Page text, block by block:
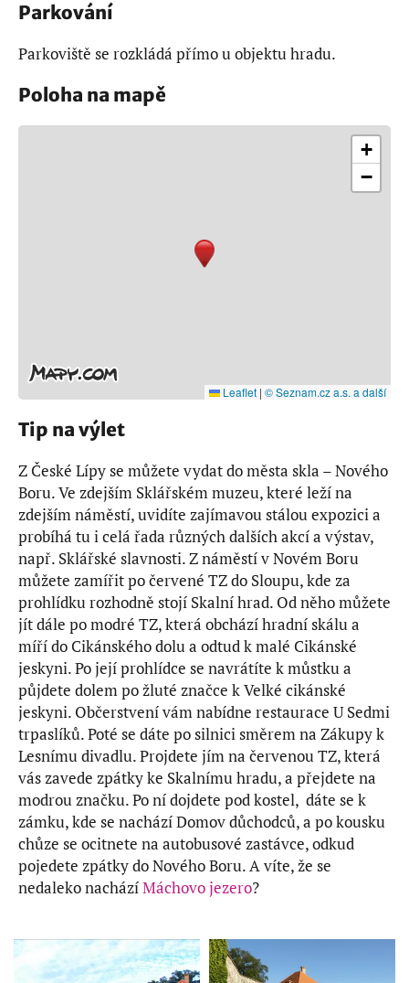
Parkování
Parkoviště se rozkládá přímo u objektu hradu.
Poloha na mapě
+
−
Leaflet | © Seznam.cz a.s. a další
Tip na výlet
Z České Lípy se můžete vydat do města skla – Nového
Boru. Ve zdejším Sklářském muzeu, které leží na
zdejším náměstí, uvidíte zajímavou stálou expozici a
probíhá tu i celá řada různých dalších akcí a výstav,
např. Sklářské slavnosti. Z náměstí v Novém Boru
můžete zamířit po červené TZ do Sloupu, kde za
prohlídku rozhodně stojí Skalní hrad. Od něho můžete
jít dále po modré TZ, která obchází hradní skálu a
míří do Cikánského dolu a odtud k malé Cikánské
jeskyni. Po její prohlídce se navrátíte k můstku a
půjdete dolem po žluté značce k Velké cikánské
jeskyni. Občerstvení vám nabídne restaurace U Sedmi
trpaslíků. Poté se dáte po silnici směrem na Zákupy k
Lesnímu divadlu. Projdete jím na červenou TZ, která
vás zavede zpátky ke Skalnímu hradu, a přejdete na
modrou značku. Po ní dojdete pod kostel, dáte se k
zámku, kde se nachází Domov důchodců, a po kousku
chůze se ocitnete na autobusové zastávce, odkud
pojedete zpátky do Nového Boru. A víte, že se
nedaleko nacházíMáchovo jezero?